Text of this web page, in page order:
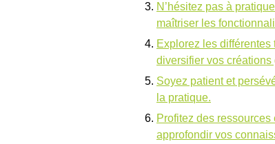
N’hésitez pas à
maîtriser les
Explorez les
diversifier vos créations
Soyez patient et
la pratique.
Profitez des
approfondir vos